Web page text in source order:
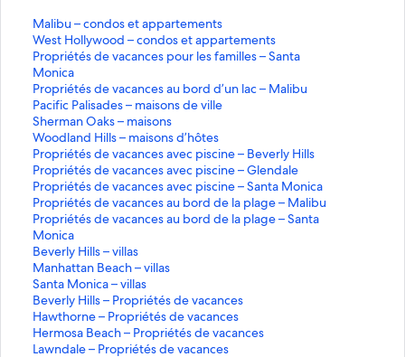
Malibu – condos et appartements
M
a
l
i
b
u
–
c
o
n
d
o
s
e
t
a
p
p
a
r
t
West Hollywood – condos et appartements
W
e
s
t
H
o
l
l
y
w
o
o
d
–
c
o
n
d
o
Propriétés de vacances pour les familles – Santa
Monica
P
r
o
p
r
i
é
t
é
s
d
e
v
a
c
a
n
c
e
Propriétés de vacances au bord d’un lac – Malibu
P
r
o
p
r
i
é
t
é
s
d
e
v
a
c
a
n
Pacific Palisades – maisons de ville
P
a
c
i
f
i
c
P
a
l
i
s
a
d
e
s
Sherman Oaks – maisons
S
h
e
r
m
a
n
O
a
k
s
–
m
a
Woodland Hills – maisons d’hôtes
W
o
o
d
l
a
n
d
H
i
l
l
s
Propriétés de vacances avec piscine – Beverly Hills
P
r
o
p
r
i
é
t
é
s
d
e
v
Propriétés de vacances avec piscine – Glendale
P
r
o
p
r
i
é
t
é
s
d
e
Propriétés de vacances avec piscine – Santa Monica
P
r
o
p
r
i
é
t
é
s
d
Propriétés de vacances au bord de la plage – Malibu
P
r
o
p
r
i
é
t
é
s
Propriétés de vacances au bord de la plage – Santa
Monica
P
r
o
p
r
i
é
t
é
Beverly Hills – villas
B
e
v
e
r
l
y
Manhattan Beach – villas
M
a
n
h
a
t
Santa Monica – villas
S
a
n
t
a
Beverly Hills – Propriétés de vacances
B
e
v
e
Hawthorne – Propriétés de vacances
H
a
w
Hermosa Beach – Propriétés de vacances
H
e
Lawndale – Propriétés de vacances
L